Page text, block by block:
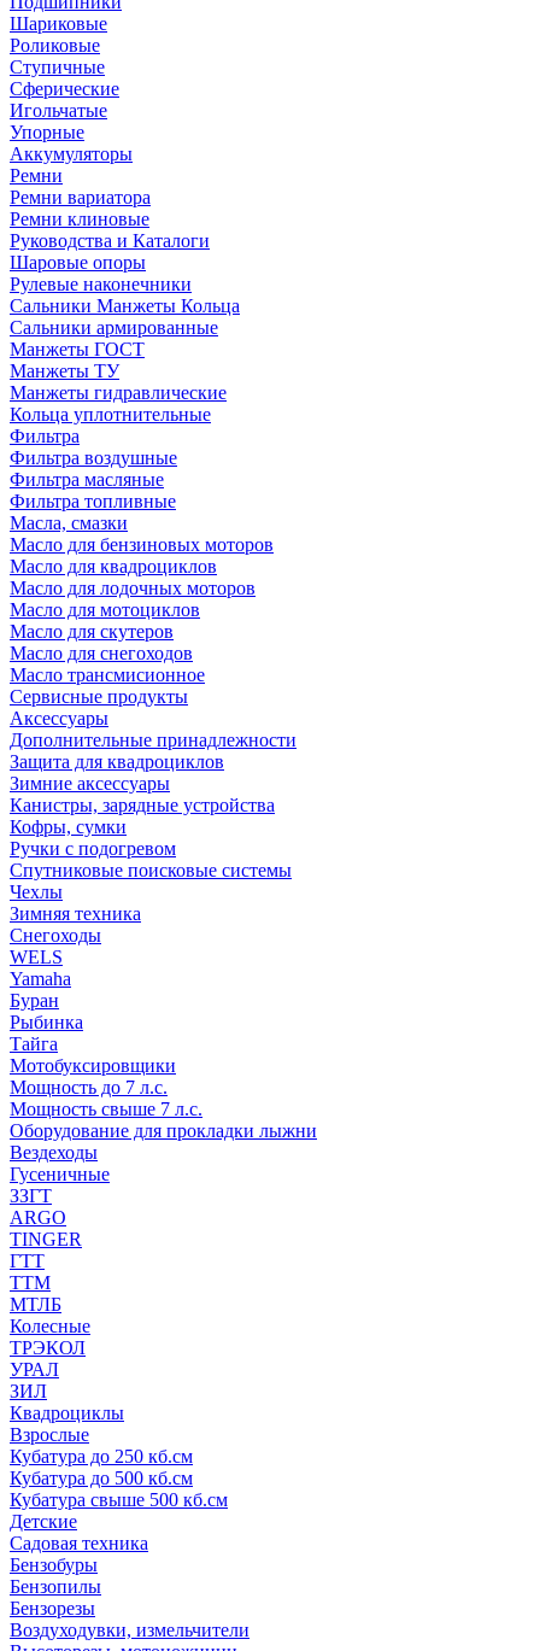
Шариковые
Роликовые
Ступичные
Сферические
Игольчатые
Упорные
Аккумуляторы
Ремни
Ремни вариатора
Ремни клиновые
Руководства и Каталоги
Шаровые опоры
Рулевые наконечники
Сальники Манжеты Кольца
Сальники армированные
Манжеты ГОСТ
Манжеты ТУ
Манжеты гидравлические
Кольца уплотнительные
Фильтра
Фильтра воздушные
Фильтра масляные
Фильтра топливные
Масла, смазки
Масло для бензиновых моторов
Масло для квадроциклов
Масло для лодочных моторов
Масло для мотоциклов
Масло для скутеров
Масло для снегоходов
Масло трансмисионное
Сервисные продукты
Аксессуары
Дополнительные принадлежности
Защита для квадроциклов
Зимние аксессуары
Канистры, зарядные устройства
Кофры, сумки
Ручки с подогревом
Спутниковые поисковые системы
Чехлы
Зимняя техника
Снегоходы
WELS
Yamaha
Буран
Рыбинка
Тайга
Мотобуксировщики
Мощность до 7 л.с.
Мощность свыше 7 л.с.
Оборудование для прокладки лыжни
Вездеходы
Гусеничные
ЗЗГТ
ARGO
TINGER
ГТТ
ТТМ
МТЛБ
Колесные
ТРЭКОЛ
УРАЛ
ЗИЛ
Квадроциклы
Взрослые
Кубатура до 250 кб.см
Кубатура до 500 кб.см
Кубатура свыше 500 кб.см
Детские
Садовая техника
Бензобуры
Бензопилы
Бензорезы
Воздуходувки, измельчители